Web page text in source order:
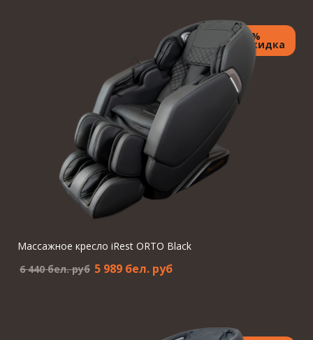
7%
Скидка
Массажное кресло iRest ORTO Black
6 440 бел. pуб 5 989 бел. pуб